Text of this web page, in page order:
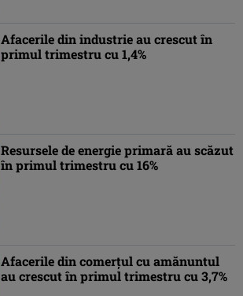
Afacerile din industrie au crescut în
primul trimestru cu 1,4%
Resursele de energie primară au scăzut
în primul trimestru cu 16%
Afacerile din comerţul cu amănuntul
au crescut în primul trimestru cu 3,7%